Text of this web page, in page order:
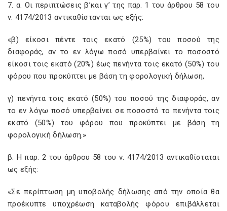
7. α. Οι περιπτώσεις β’και γ’ της παρ. 1 του άρθρου 58 του
ν. 4174/2013 αντικαθίστανται ως εξής:
«β) είκοσι πέντε τοις εκατό (25%) του ποσού της
διαφοράς, αν το εν λόγω ποσό υπερβαίνει το ποσοστό
είκοσι τοις εκατό (20%) έως πενήντα τοις εκατό (50%) του
φόρου που προκύπτει με βάση τη φορολογική δήλωση,
γ) πενήντα τοις εκατό (50%) του ποσού της διαφοράς, αν
το εν λόγω ποσό υπερβαίνει σε ποσοστό το πενήντα τοις
εκατό (50%) του φόρου που προκύπτει με βάση τη
φορολογική δήλωση.»
β. Η παρ. 2 του άρθρου 58 του ν. 4174/2013 αντικαθίσταται
ως εξής:
«Σε περίπτωση μη υποβολής δήλωσης από την οποία θα
προέκυπτε υποχρέωση καταβολής φόρου επιβάλλεται